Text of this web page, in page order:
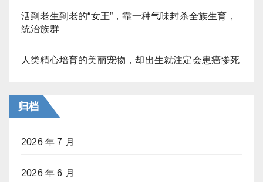
活到老生到老的“女王”，靠一种气味封杀全族生育，
统治族群
人类精心培育的美丽宠物，却出生就注定会患癌惨死
归档
2026 年 7 月
2026 年 6 月